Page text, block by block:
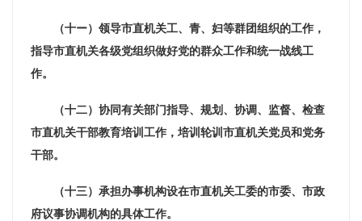
（十ー）领导市直机关工、青、妇等群团组织的工作，
指导市直机关各级党组织做好党的群众工作和统一战线工
作。
（十二） 协同有关部门指导、规划、协调、监督、检查
市直机关干部教育培训工作，培训轮训市直机关党员和党务
干部。
（十三）承担办事机构设在市直机关工委的市委、市政
府议事协调机构的具体工作。